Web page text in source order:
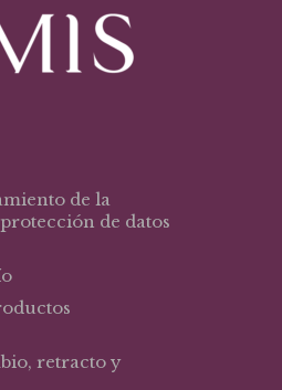
de la
de datos
retracto y